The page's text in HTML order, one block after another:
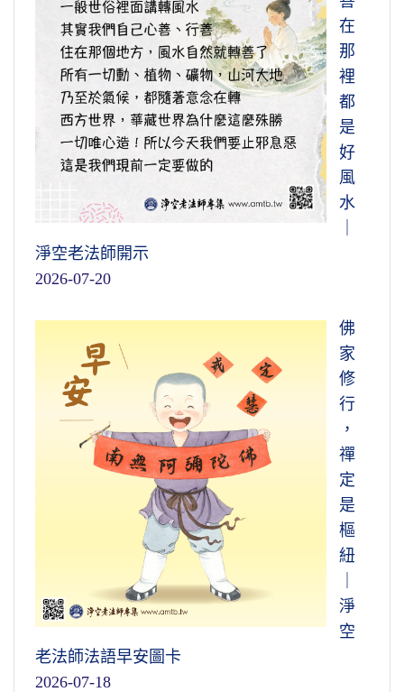
在
那
裡
都
是
好
風
水
淨空老法師開示
2026-07-20
佛
家
修
行
，
禪
定
是
樞
紐
淨
空
老法師法語早安圖卡
2026-07-18